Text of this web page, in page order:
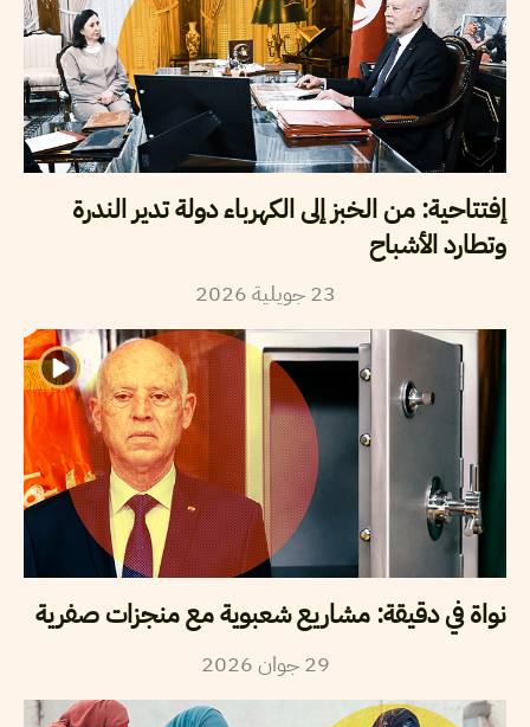
إفتتاحية: من الخبز إلى الكهرباء دولة تدير الندرة
وتطارد الأشباح
23 جويلية2026
نواة في دقيقة: مشاريع شعبوية مع منجزات صفرية
29 جوان2026